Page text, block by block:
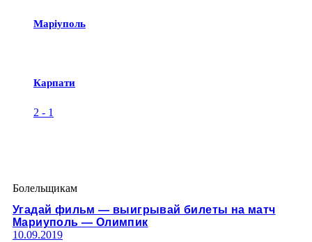
Маріуполь
Карпати
2 - 1
Болельщикам
Угадай фильм — выигрывай билеты на матч
Мариуполь — Олимпик
10.09.2019